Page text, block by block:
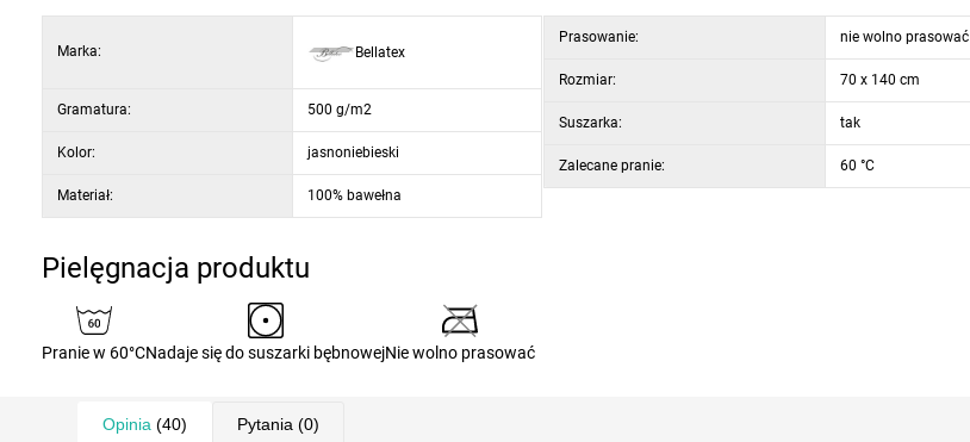
Marka: Bellatex
Gramatura: 500 g/m2
Kolor: jasnoniebieski
Materiał: 100% bawełna
Prasowanie: nie wolno prasować
Rozmiar: 70 x 140 cm
Suszarka: tak
Zalecane pranie: 60 °C
Pielęgnacja produktu
Pranie w 60°CNadaje się do suszarki bębnowejNie wolno prasować
Opinia (40) Pytania (0)